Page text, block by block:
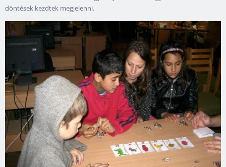
döntések kezdtek megjelenni.